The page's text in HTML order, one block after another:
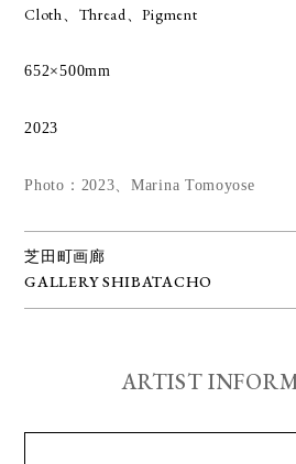
Cloth、Thread、Pigment
652×500mm
2023
Photo：2023、Marina Tomoyose
芝田町画廊
GALLERY SHIBATACHO
ARTIST